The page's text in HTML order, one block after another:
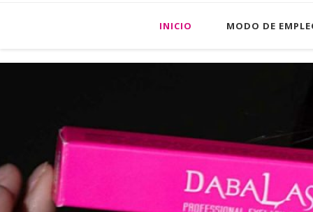
INICIO MODO DE